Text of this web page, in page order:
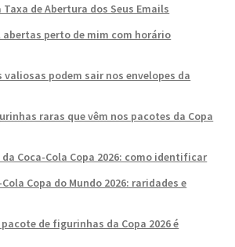
Taxa de Abertura dos Seus Emails
abertas perto de mim com horário
podem sair nos envelopes da
raras que vêm nos pacotes da Copa
Coca-Cola Copa 2026: como identificar
Copa do Mundo 2026: raridades e
de figurinhas da Copa 2026 é